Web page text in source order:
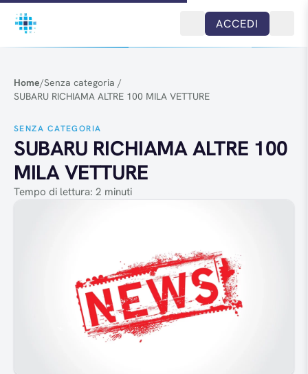
Salta al contenuto
ACCEDI
Home/Senza categoria /
SUBARU RICHIAMA ALTRE 100 MILA VETTURE
SENZA CATEGORIA
SUBARU RICHIAMA ALTRE 100
MILA VETTURE
Tempo di lettura: 2 minuti